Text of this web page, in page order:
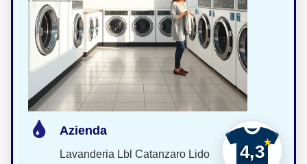
4,3
Azienda
Lavanderia Lbl Catanzaro Lido